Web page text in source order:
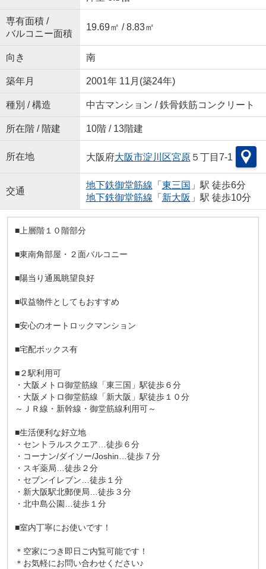
専有面積 /
バルコニー面積
19.69㎡ / 8.83㎡
向き 南
築年月 2001年 11月(築24年)
種別 / 構造 中古マンション / 鉄骨鉄筋コンクリート
所在階 / 階建 10階 / 13階建
所在地 大阪府大阪市淀川区宮原５丁目7-1
交通
地下鉄御堂筋線 「 東三国 」駅 徒歩6分
地下鉄御堂筋線 「 新大阪 」駅 徒歩10分
■上層階１０階部分
■東南角部屋・２面バルコニー
■陽当り通風眺望良好
■収益物件としてもおすすめ
■安心のオートロックマンション
■宅配ボックス有
■２駅利用可
・大阪メトロ御堂筋線「東三国」駅徒歩６分
・大阪メトロ御堂筋線「新大阪」駅徒歩１０分
～ＪＲ線・新幹線・御堂筋線利用可～
■生活便利な好立地
・セントラルスクエア…徒歩６分
・コーナン/ダイソー/Joshin…徒歩７分
・スギ薬局…徒歩２分
・セブンイレブン…徒歩１分
・新大阪駅北郵便局…徒歩３分
・北中島公園…徒歩１分
■室内丁寧にお使いです！
＊空家につき即日ご内覧可能です！
＊お気軽にお問い合わせください♪